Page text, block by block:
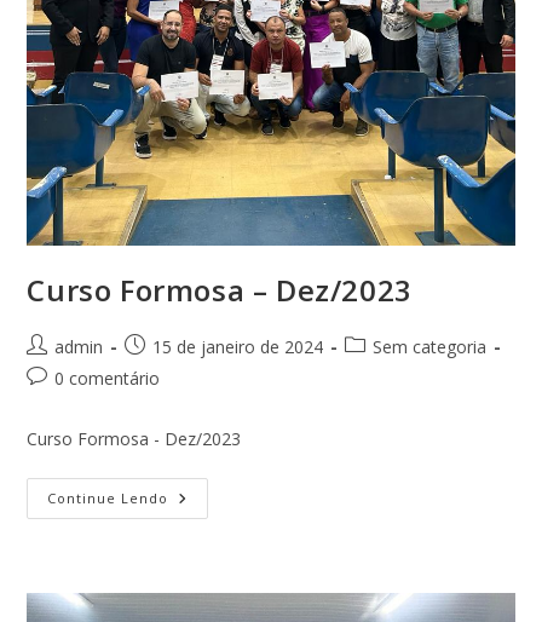
Curso Formosa – Dez/2023
Autor
do
admin
Post
publicado:
15 de janeiro de 2024
Categoria
Sem categoria
Comentários
0 comentário
Curso Formosa - Dez/2023
Continue Lendo Curso
Formosa